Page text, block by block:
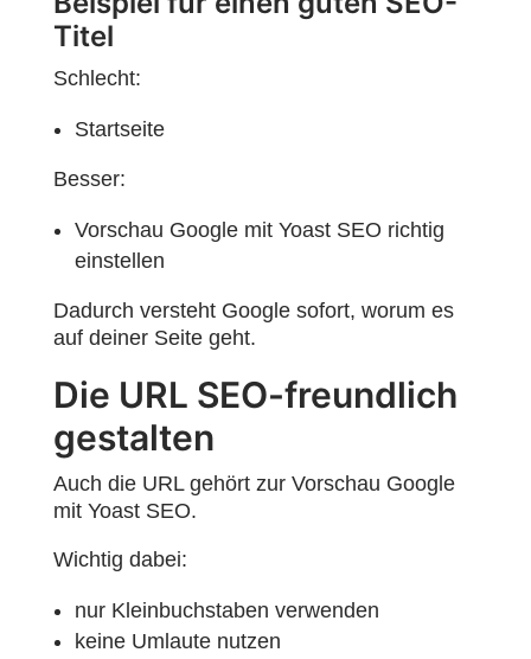
Titel
Schlecht:
Startseite
Besser:
Vorschau Google mit Yoast SEO richtig
einstellen
Dadurch versteht Google sofort, worum es
auf deiner Seite geht.
Die URL SEO-freundlich
gestalten
Auch die URL gehört zur Vorschau Google
mit Yoast SEO.
Wichtig dabei:
nur Kleinbuchstaben verwenden
keine Umlaute nutzen